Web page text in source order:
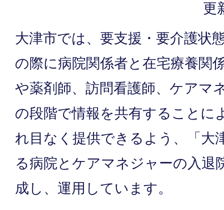
更
大津市では、要支援・要介護状
の際に病院関係者と在宅療養関
や薬剤師、訪問看護師、ケアマ
の段階で情報を共有することに
れ目なく提供できるよう、「大
る病院とケアマネジャーの入退
成し、運用しています。